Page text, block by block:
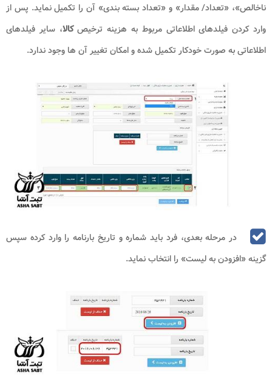
ناخالص»، «تعداد/ مقدار» و «تعداد بسته بندی» آن را تکمیل نماید. پس از
وارد کردن فیلدهای اطلاعاتی مربوط به هزینه ترخیصکالا، سایر فیلدهای
اطلاعاتی به صورت خودکار تکمیل شده و امکان تغییر آن ها وجود ندارد.
در مرحله بعدی، فرد باید شماره و تاریخ بارنامه را وارد کرده سپس
گزینه «افزودن به لیست» را انتخاب نماید.